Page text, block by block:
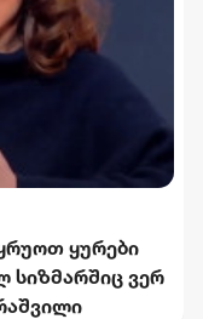
ყურები
სიზმარშიც ვერ